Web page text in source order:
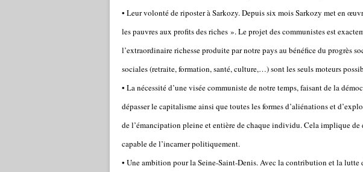
• Leur volonté de riposter à Sarkozy. Depuis six mois Sarkozy met en
les pauvres aux profits des riches ». Le projet des communistes est
l’extraordinaire richesse produite par notre pays au bénéfice du progrès
sociales (retraite, formation, santé, culture,…) sont les seuls moteurs
• La nécessité d’une visée communiste de notre temps, faisant de la
dépasser le capitalisme ainsi que toutes les formes d’aliénations et
de l’émancipation pleine et entière de chaque individu. Cela implique de
capable de l’incarner politiquement.
• Une ambition pour la Seine-Saint-Denis. Avec la contribution et la